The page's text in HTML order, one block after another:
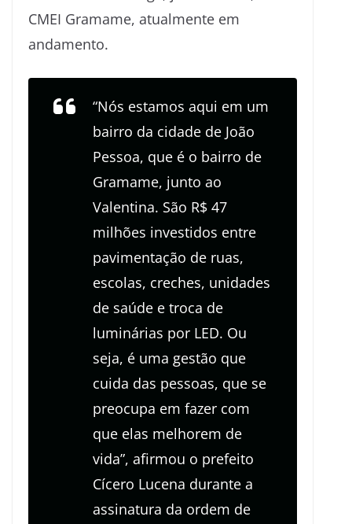
CMEI Gramame, atualmente em
andamento.
“Nós estamos aqui em um
bairro da cidade de João
Pessoa, que é o bairro de
Gramame, junto ao
Valentina. São R$ 47
milhões investidos entre
pavimentação de ruas,
escolas, creches, unidades
de saúde e troca de
luminárias por LED. Ou
seja, é uma gestão que
cuida das pessoas, que se
preocupa em fazer com
que elas melhorem de
vida”, afirmou o prefeito
Cícero Lucena durante a
assinatura da ordem de